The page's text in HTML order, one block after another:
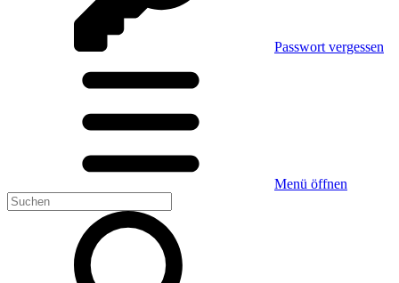
Passwort vergessen
Menü öffnen